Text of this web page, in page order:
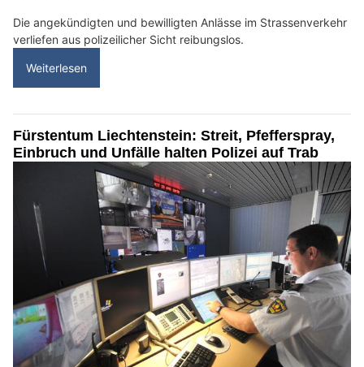
Die angekündigten und bewilligten Anlässe im Strassenverkehr
verliefen aus polizeilicher Sicht reibungslos.
Weiterlesen
Fürstentum Liechtenstein: Streit, Pfefferspray,
Einbruch und Unfälle halten Polizei auf Trab